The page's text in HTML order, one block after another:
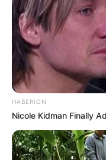
HABERION
Nicole Kidman Finally